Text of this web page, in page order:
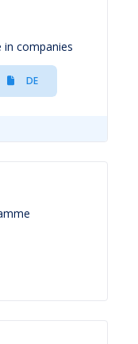
in companies
DE